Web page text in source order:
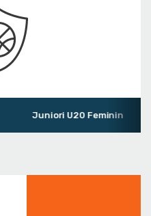
Juniori U20 Feminin